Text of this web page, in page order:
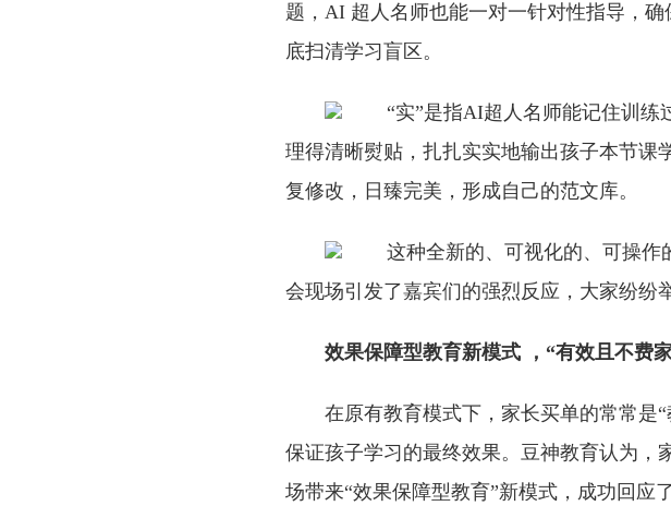
题，AI 超人名师也能一对一针对性指导，
底扫清学习盲区。
“实”是指AI超人名师能记住训
理得清晰熨贴，扎扎实实地输出孩子本节课
复修改，日臻完美，形成自己的范文库。
这种全新的、可视化的、可操作
会现场引发了嘉宾们的强烈反应，大家纷纷
效果保障型教育新模式 ，“有效且不费
在原有教育模式下，家长买单的常常是
保证孩子学习的最终效果。豆神教育认为，
场带来“效果保障型教育”新模式，成功回应